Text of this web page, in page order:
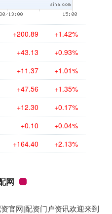
+200.89 +1.42%
+43.13 +0.93%
+11.37 +1.01%
+47.56 +1.35%
+12.30 +0.17%
+0.10 +0.04%
+164.40 +2.13%
网
官网|配资门户资讯欢迎来到